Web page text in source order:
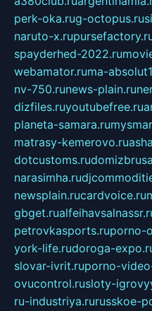
perk-oka.rug-octopus.ru
naruto-x.ru
spayderhed-2022.ru
webamator.ruma-
nv-750.runews-plain.ru
dizfiles.ruyoutubefree.ru
planeta-samara.ru
matrasy-kemerovo.ru
dotcustoms.ru
narasimha.ru
newsplain.rucardvoice.ru
gbget.ru
petrovkasports.ruporno-
york-life.rudoroga-
slovar-ivrit.ruporno-
ovucontrol.rusloty-
ru-industriya.rurusskoe-